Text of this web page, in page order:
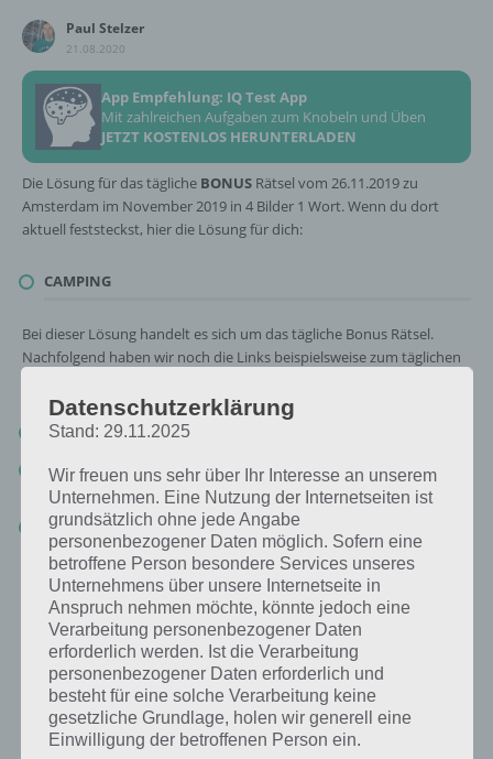
Paul Stelzer
21.08.2020
App Empfehlung: IQ Test App
Mit zahlreichen Aufgaben zum Knobeln und Üben
JETZT KOSTENLOS HERUNTERLADEN
Die Lösung für das tägliche BONUS Rätsel vom 26.11.2019 zu
Amsterdam im November 2019 in 4 Bilder 1 Wort. Wenn du dort
aktuell feststeckst, hier die Lösung für dich:
CAMPING
Bei dieser Lösung handelt es sich um das tägliche Bonus Rätsel.
Nachfolgend haben wir noch die Links beispielsweise zum täglichen
Tägliches Rätsel:Zur Lösung vom 26.11.2019
Rätsel aus dem Jahr 2018: Schau mal, was vor einem Jahr, am
26.11.2018, als Lösung gesucht war
Zur Übersicht:4 Bilder 1 Wort Lösungen zu Amsterdam im
November 2019!
Kurze Begriffserklärung zur Lösung Camping
Camping ist die Lösung für das tägliche Bonus Rätsel am 26.11.2019
in 4 Bilder 1 Wort, doch welche Bedeutung hat dieses eigentlich und
was gibt es dazu zu wissen? Passt das Wort auch zu Amsterdam? Zu
bestimmten Lösungen präsentieren wir daher auch immer eine
kurze Begriffserklärung!
Datenschutzerklärung
Stand: 29.11.2025
Wir freuen uns sehr über Ihr Interesse an unserem
Unternehmen. Eine Nutzung der Internetseiten ist
grundsätzlich ohne jede Angabe
personenbezogener Daten möglich. Sofern eine
betroffene Person besondere Services unseres
Unternehmens über unsere Internetseite in
Anspruch nehmen möchte, könnte jedoch eine
Verarbeitung personenbezogener Daten
erforderlich werden. Ist die Verarbeitung
personenbezogener Daten erforderlich und
besteht für eine solche Verarbeitung keine
gesetzliche Grundlage, holen wir generell eine
Einwilligung der betroffenen Person ein.